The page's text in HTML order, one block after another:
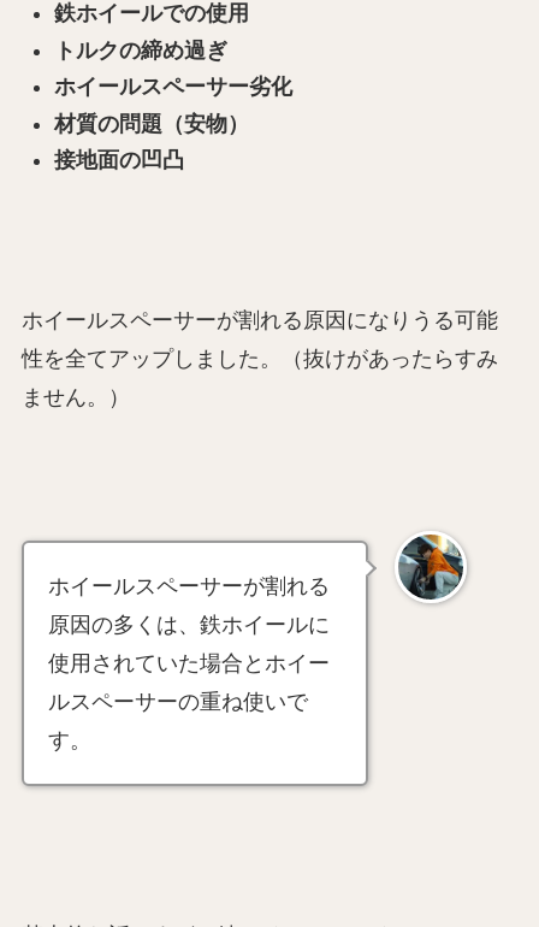
鉄ホイールでの使用
トルクの締め過ぎ
ホイールスペーサー劣化
材質の問題（安物）
接地面の凹凸
ホイールスペーサーが割れる原因になりうる可能
性を全てアップしました。（抜けがあったらすみ
ません。）
ホイールスペーサーが割れる
原因の多くは、鉄ホイールに
使用されていた場合とホイー
ルスペーサーの重ね使いで
す。